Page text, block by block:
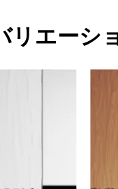
リエーシ